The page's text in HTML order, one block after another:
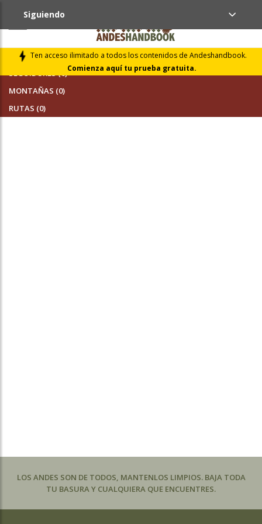
Ten acceso ilimitado a todos los contenidos de Andeshandbook.
Comienza aquí tu prueba gratuita.
Siguiendo
SEGUIDORES (0)
MONTAÑAS (0)
RUTAS (0)
LOS ANDES SON DE TODOS, MANTENLOS LIMPIOS. BAJA TODA
TU BASURA Y CUALQUIERA QUE ENCUENTRES.